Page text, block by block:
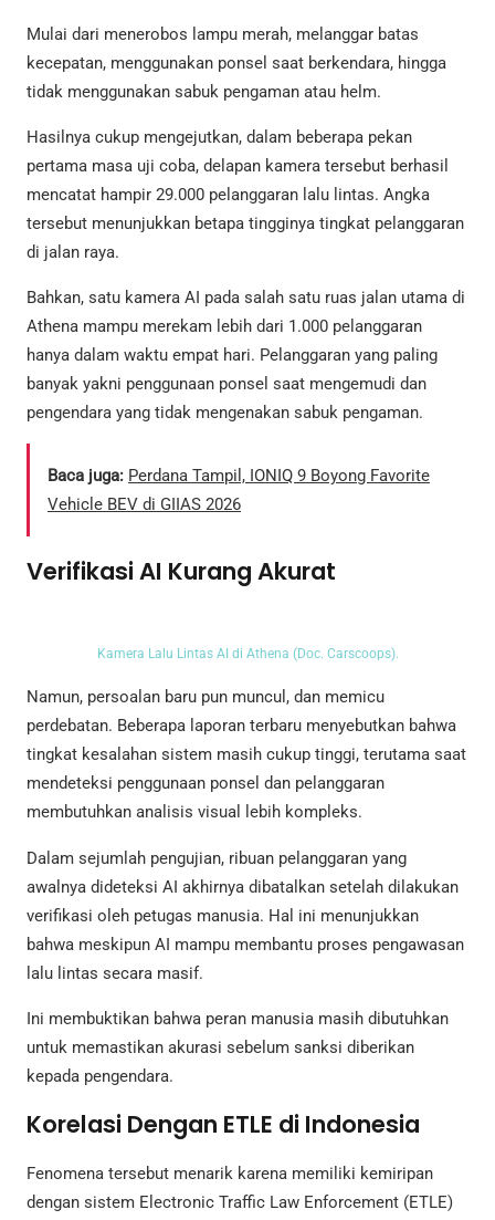
Mulai dari menerobos lampu merah, melanggar batas
kecepatan, menggunakan ponsel saat berkendara, hingga
tidak menggunakan sabuk pengaman atau helm.
Hasilnya cukup mengejutkan, dalam beberapa pekan
pertama masa uji coba, delapan kamera tersebut berhasil
mencatat hampir 29.000 pelanggaran lalu lintas. Angka
tersebut menunjukkan betapa tingginya tingkat pelanggaran
di jalan raya.
Bahkan, satu kamera AI pada salah satu ruas jalan utama di
Athena mampu merekam lebih dari 1.000 pelanggaran
hanya dalam waktu empat hari. Pelanggaran yang paling
banyak yakni penggunaan ponsel saat mengemudi dan
pengendara yang tidak mengenakan sabuk pengaman.
Baca juga: Perdana Tampil, IONIQ 9 Boyong Favorite
Vehicle BEV di GIIAS 2026
Verifikasi AI Kurang Akurat
Kamera Lalu Lintas AI di Athena (Doc. Carscoops).
Namun, persoalan baru pun muncul, dan memicu
perdebatan. Beberapa laporan terbaru menyebutkan bahwa
tingkat kesalahan sistem masih cukup tinggi, terutama saat
mendeteksi penggunaan ponsel dan pelanggaran
membutuhkan analisis visual lebih kompleks.
Dalam sejumlah pengujian, ribuan pelanggaran yang
awalnya dideteksi AI akhirnya dibatalkan setelah dilakukan
verifikasi oleh petugas manusia. Hal ini menunjukkan
bahwa meskipun AI mampu membantu proses pengawasan
lalu lintas secara masif.
Ini membuktikan bahwa peran manusia masih dibutuhkan
untuk memastikan akurasi sebelum sanksi diberikan
kepada pengendara.
Korelasi Dengan ETLE di Indonesia
Fenomena tersebut menarik karena memiliki kemiripan
dengan sistem Electronic Traffic Law Enforcement (ETLE)